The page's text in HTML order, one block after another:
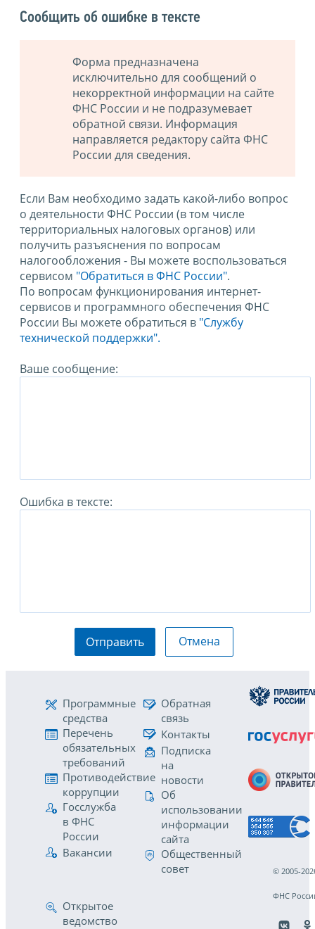
Сообщить об ошибке в тексте
Форма предназначена
исключительно для сообщений о
некорректной информации на сайте
ФНС России и не подразумевает
обратной связи. Информация
направляется редактору сайта ФНС
России для сведения.
Если Вам необходимо задать какой-либо вопрос
о деятельности ФНС России (в том числе
территориальных налоговых органов) или
получить разъяснения по вопросам
налогообложения - Вы можете воспользоваться
сервисом "Обратиться в ФНС России".
По вопросам функционирования интернет-
сервисов и программного обеспечения ФНС
России Вы можете обратиться в "Службу
технической поддержки".
Ваше сообщение:
Ошибка в тексте:
Отправить Отмена
Программные
средства
Перечень
обязательных
требований
Противодействие
коррупции
Госслужба
в ФНС
России
Вакансии
Обратная
связь
Контакты
Подписка
на
новости
Об
использовании
информации
сайта
Общественный
совет
Открытое
ведомство
© 2005-
ФНС